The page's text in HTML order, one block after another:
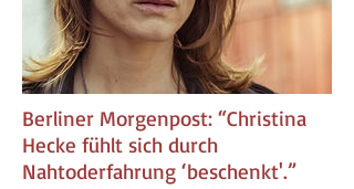
​Berliner Morgenpost: “Christina
Hecke fühlt sich durch
Nahtoderfahrung ‘beschenkt'.”